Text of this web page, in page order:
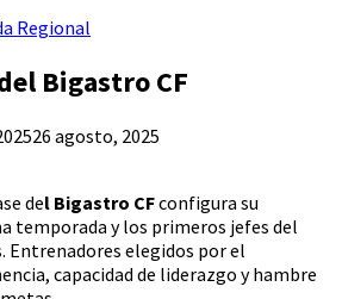
Regional
Bigastro CF
26 agosto, 2025
del Bigastro CFconfigura su
temporada y los primeros jefes del
Entrenadores elegidos por el
capacidad de liderazgo y hambre